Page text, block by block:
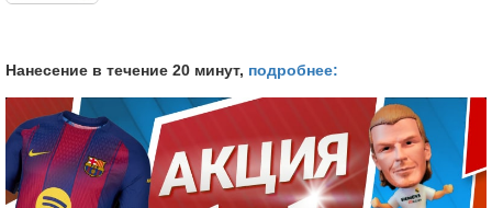
Нанесение в течение 20 минут, подробнее: